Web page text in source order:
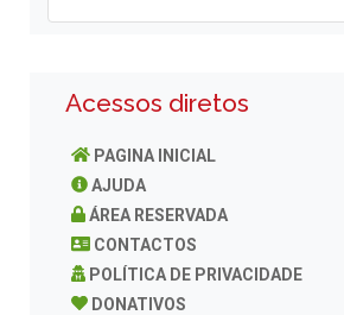
Acessos diretos
PAGINA INICIAL
AJUDA
ÁREA RESERVADA
CONTACTOS
POLÍTICA DE PRIVACIDADE
DONATIVOS